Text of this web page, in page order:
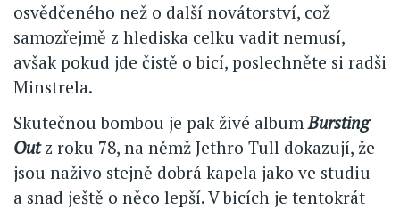
osvědčeného než o další novátorství, což
samozřejmě z hlediska celku vadit nemusí,
avšak pokud jde čistě o bicí, poslechněte si radši
Minstrela.
Skutečnou bombou je pak živé albumBursting
Outz roku 78, na němž Jethro Tull dokazují, že
jsou naživo stejně dobrá kapela jako ve studiu -
a snad ještě o něco lepší. V bicích je tentokrát